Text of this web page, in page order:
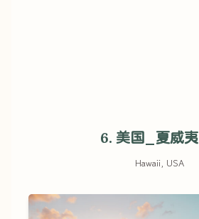
6. 美国_夏威夷
Hawaii, USA